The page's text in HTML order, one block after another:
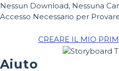
Nessun Download, Nessuna
Accesso Necessario per
CREARE IL MIO
Aiuto